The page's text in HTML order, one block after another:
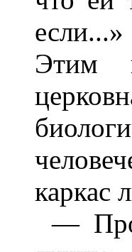
Этим
каркас
— Про